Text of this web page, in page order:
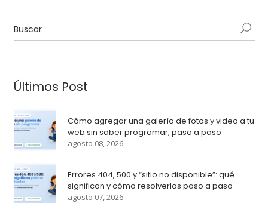
Últimos Post
Cómo agregar una galería de fotos y video a tu
web sin saber programar, paso a paso
agosto 08, 2026
Errores 404, 500 y “sitio no disponible”: qué
significan y cómo resolverlos paso a paso
agosto 07, 2026